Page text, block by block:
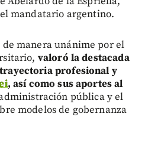
mandatario argentino.
manera unánime por el
valoró la destacada
profesional y
, así como sus aportes al
pública y el
modelos de gobernanza